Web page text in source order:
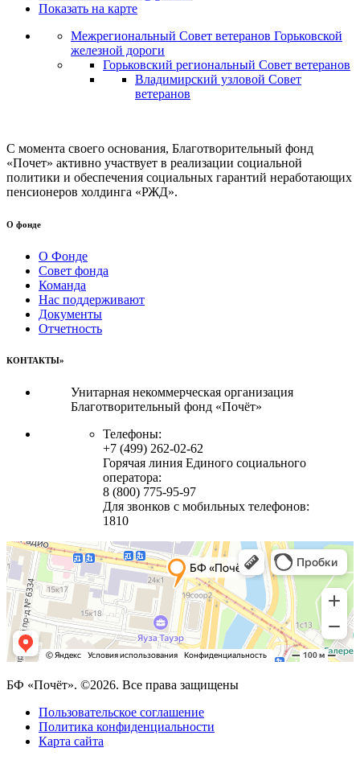
Показать на карте
Межрегиональный Совет ветеранов Горьковской
железной дороги
Горьковский региональный Совет ветеранов
Владимирский узловой Совет
ветеранов
С момента своего основания, Благотворительный фонд
«Почет» активно участвует в реализации социальной
политики и обеспечения социальных гарантий неработающих
пенсионеров холдинга «РЖД».
О фонде
О Фонде
Совет фонда
Команда
Нас поддерживают
Документы
Отчетность
КОНТАКТЫ»
Унитарная некоммерческая организация
Благотворительный фонд «Почёт»
Телефоны:
+7 (499) 262-02-62
Горячая линия Единого социального
оператора:
8 (800) 775-95-97
Для звонков с мобильных телефонов:
1810
БФ «Почёт». ©2026. Все права защищены
Пользовательское соглашение
Политика конфиденциальности
Карта сайта